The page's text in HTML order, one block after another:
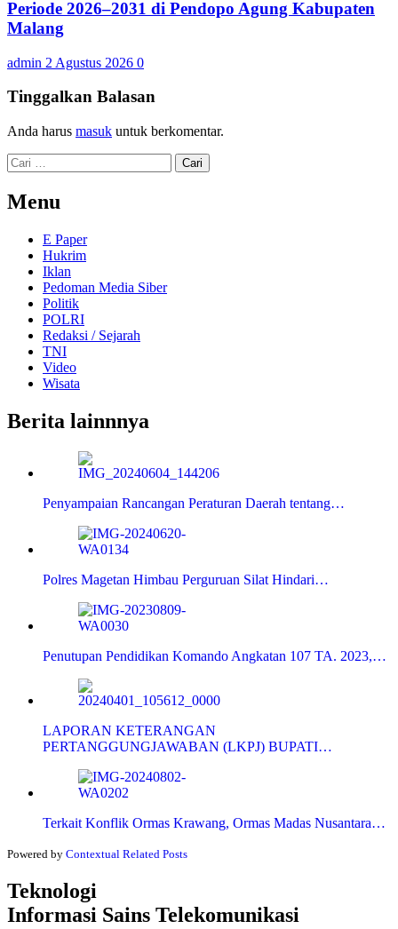
Periode 2026–2031 di Pendopo Agung Kabupaten
Malang
admin 2 Agustus 2026 0
Tinggalkan Balasan
Anda harus masuk untuk berkomentar.
Cari
untuk:
Menu
E Paper
Hukrim
Iklan
Pedoman Media Siber
Politik
POLRI
Redaksi / Sejarah
TNI
Video
Wisata
Berita lainnnya
Penyampaian Rancangan Peraturan Daerah tentang…
Polres Magetan Himbau Perguruan Silat Hindari…
Penutupan Pendidikan Komando Angkatan 107 TA. 2023,…
LAPORAN KETERANGAN
PERTANGGUNGJAWABAN (LKPJ) BUPATI…
Terkait Konflik Ormas Krawang, Ormas Madas Nusantara…
Powered by Contextual Related Posts
Teknologi
Informasi Sains Telekomunikasi